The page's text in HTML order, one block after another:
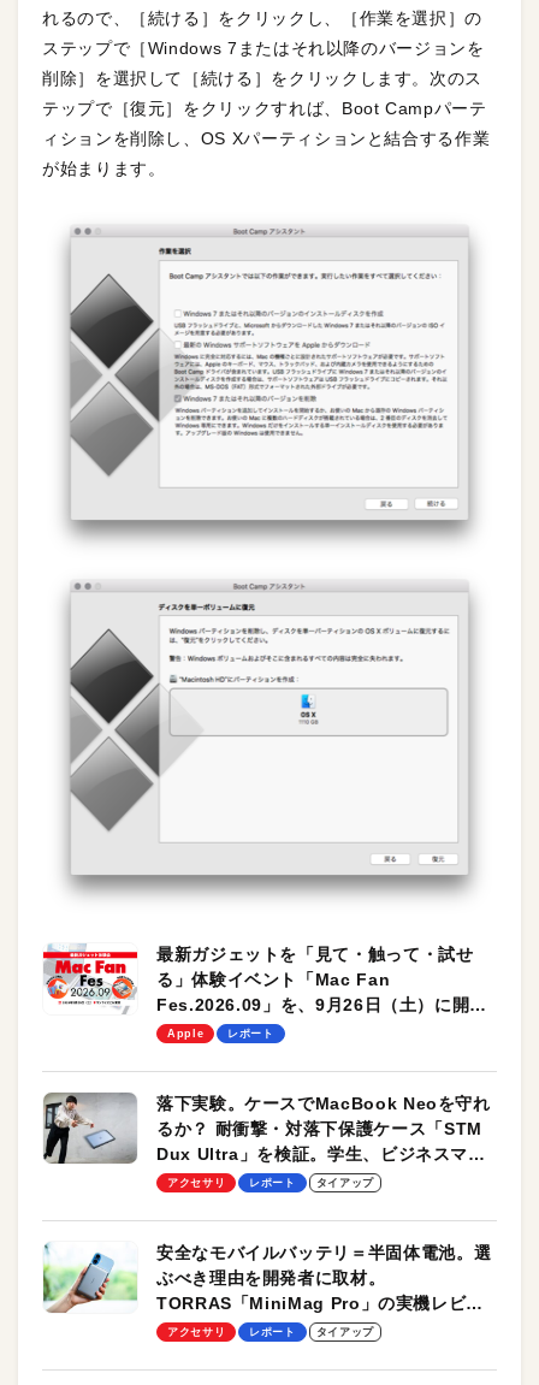
れるので、［続ける］をクリックし、［作業を選択］の
ステップで［Windows 7またはそれ以降のバージョンを
削除］を選択して［続ける］をクリックします。次のス
テップで［復元］をクリックすれば、Boot Campパーテ
ィションを削除し、OS Xパーティションと結合する作業
が始まります。
最新ガジェットを「見て・触って・試せ
る」体験イベント「Mac Fan
Fes.2026.09」を、9月26日（土）に開催
します！
Apple レポート
落下実験。ケースでMacBook Neoを守れ
るか？ 耐衝撃・対落下保護ケース「STM
Dux Ultra」を検証。学生、ビジネスマン
のモバイルユースに最適！
アクセサリ レポート タイアップ
安全なモバイルバッテリ＝半固体電池。選
ぶべき理由を開発者に取材。
TORRAS「MiniMag Pro」の実機レビュ
ーも
アクセサリ レポート タイアップ